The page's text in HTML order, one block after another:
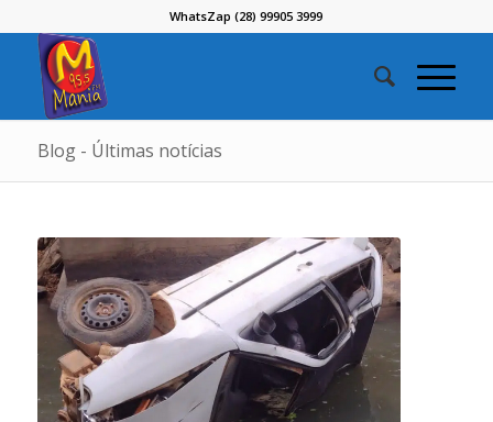
WhatsZap (28) 99905 3999
Blog - Últimas notícias